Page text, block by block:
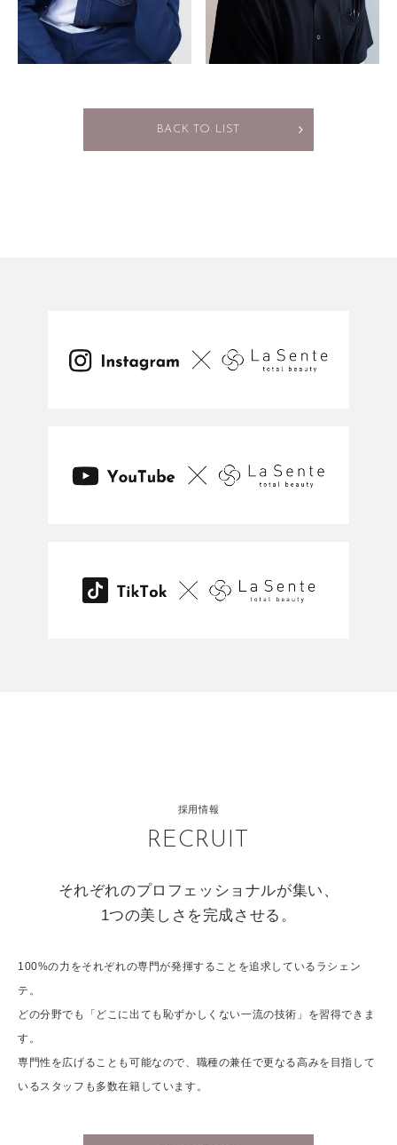
BACK TO LIST
採用情報
RECRUIT
それぞれのプロフェッショナルが集い、
1つの美しさを完成させる。
100%の力をそれぞれの専門が発揮することを追求しているラシェン
テ。
どの分野でも「どこに出ても恥ずかしくない一流の技術」を習得できま
す。
専門性を広げることも可能なので、職種の兼任で更なる高みを目指して
いるスタッフも多数在籍しています。